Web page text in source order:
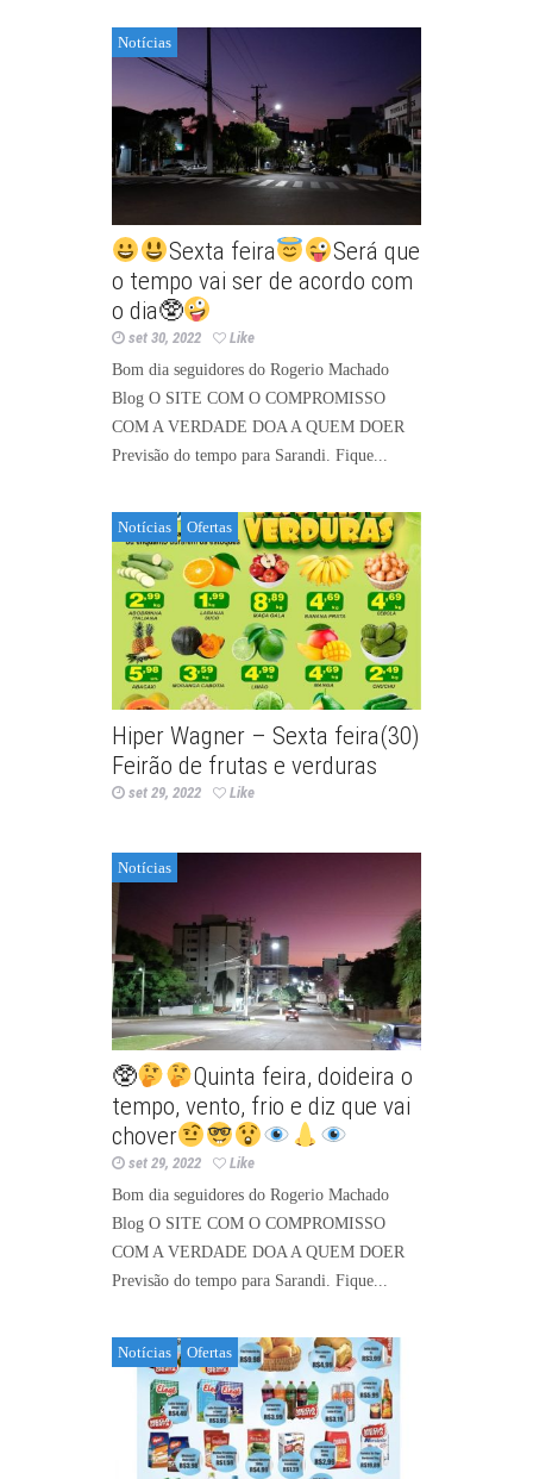
Notícias
Sexta feira
Será que
o tempo vai ser de acordo com
o dia🥸
set 30, 2022
Like
Bom dia seguidores do Rogerio Machado
Blog O SITE COM O COMPROMISSO
COM A VERDADE DOA A QUEM DOER
Previsão do tempo para Sarandi. Fique...
Notícias Ofertas
Hiper Wagner – Sexta feira(30)
Feirão de frutas e verduras
set 29, 2022 Like
Notícias
🥸
Quinta feira, doideira o
tempo, vento, frio e diz que vai
chover
set 29, 2022
Like
Bom dia seguidores do Rogerio Machado
Blog O SITE COM O COMPROMISSO
COM A VERDADE DOA A QUEM DOER
Previsão do tempo para Sarandi. Fique...
Notícias Ofertas